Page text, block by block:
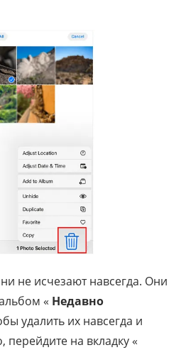
не исчезают навсегда. Они
« Недавно
удалить их навсегда и
перейдите на вкладку «